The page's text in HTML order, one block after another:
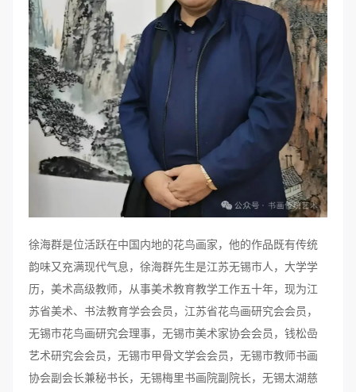
徐海群是位活跃在中国内地的花鸟画家， 他的作品既有传统
韵味又充满现代气息，徐海群先生是江苏无锡市人，大学学
历，美术高级教师，从事美术教育教学工作五十年，现为江
苏省美术、书法教育学会会员，江苏省花鸟画研究会会员，
无锡市花鸟画研究会理事，无锡市美术家协会会员，钱松嵒
艺术研究会会员，无锡市甲骨文学会会员，无锡市教师书画
协会副会长兼秘书长，无锡梅里书画院副院长，无锡太湖慈